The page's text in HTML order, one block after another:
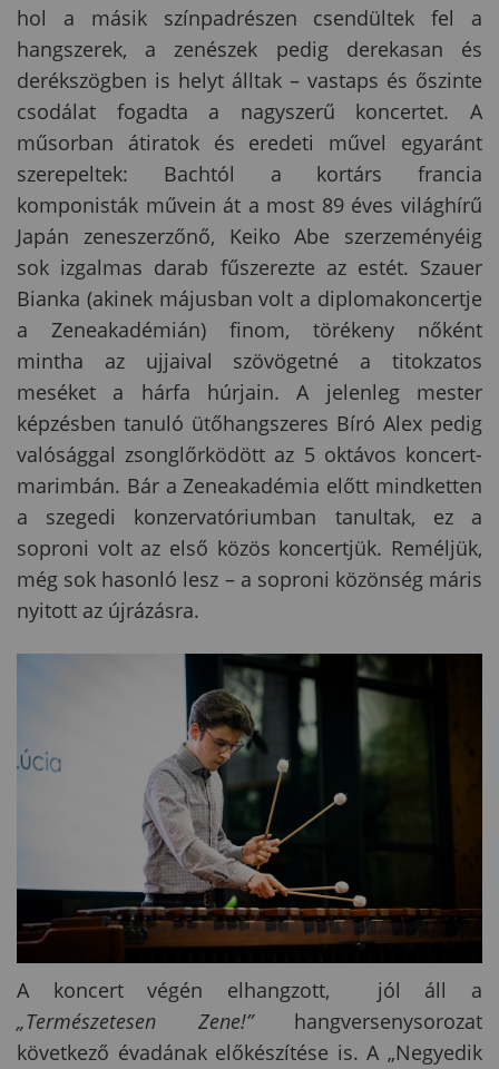
hol a másik színpadrészen csendültek fel a
hangszerek, a zenészek pedig derekasan és
derékszögben is helyt álltak – vastaps és őszinte
csodálat fogadta a nagyszerű koncertet. A
műsorban átiratok és eredeti művel egyaránt
szerepeltek: Bachtól a kortárs francia
komponisták művein át a most 89 éves világhírű
Japán zeneszerzőnő, Keiko Abe szerzeményéig
sok izgalmas darab fűszerezte az estét. Szauer
Bianka (akinek májusban volt a diplomakoncertje
a Zeneakadémián) finom, törékeny nőként
mintha az ujjaival szövögetné a titokzatos
meséket a hárfa húrjain. A jelenleg mester
képzésben tanuló ütőhangszeres Bíró Alex pedig
valósággal zsonglőrködött az 5 oktávos koncert-
marimbán. Bár a Zeneakadémia előtt mindketten
a szegedi konzervatóriumban tanultak, ez a
soproni volt az első közös koncertjük. Reméljük,
még sok hasonló lesz – a soproni közönség máris
nyitott az újrázásra.
A koncert végén elhangzott, jól áll a
„Természetesen Zene!”hangversenysorozat
következő évadának előkészítése is. A „Negyedik